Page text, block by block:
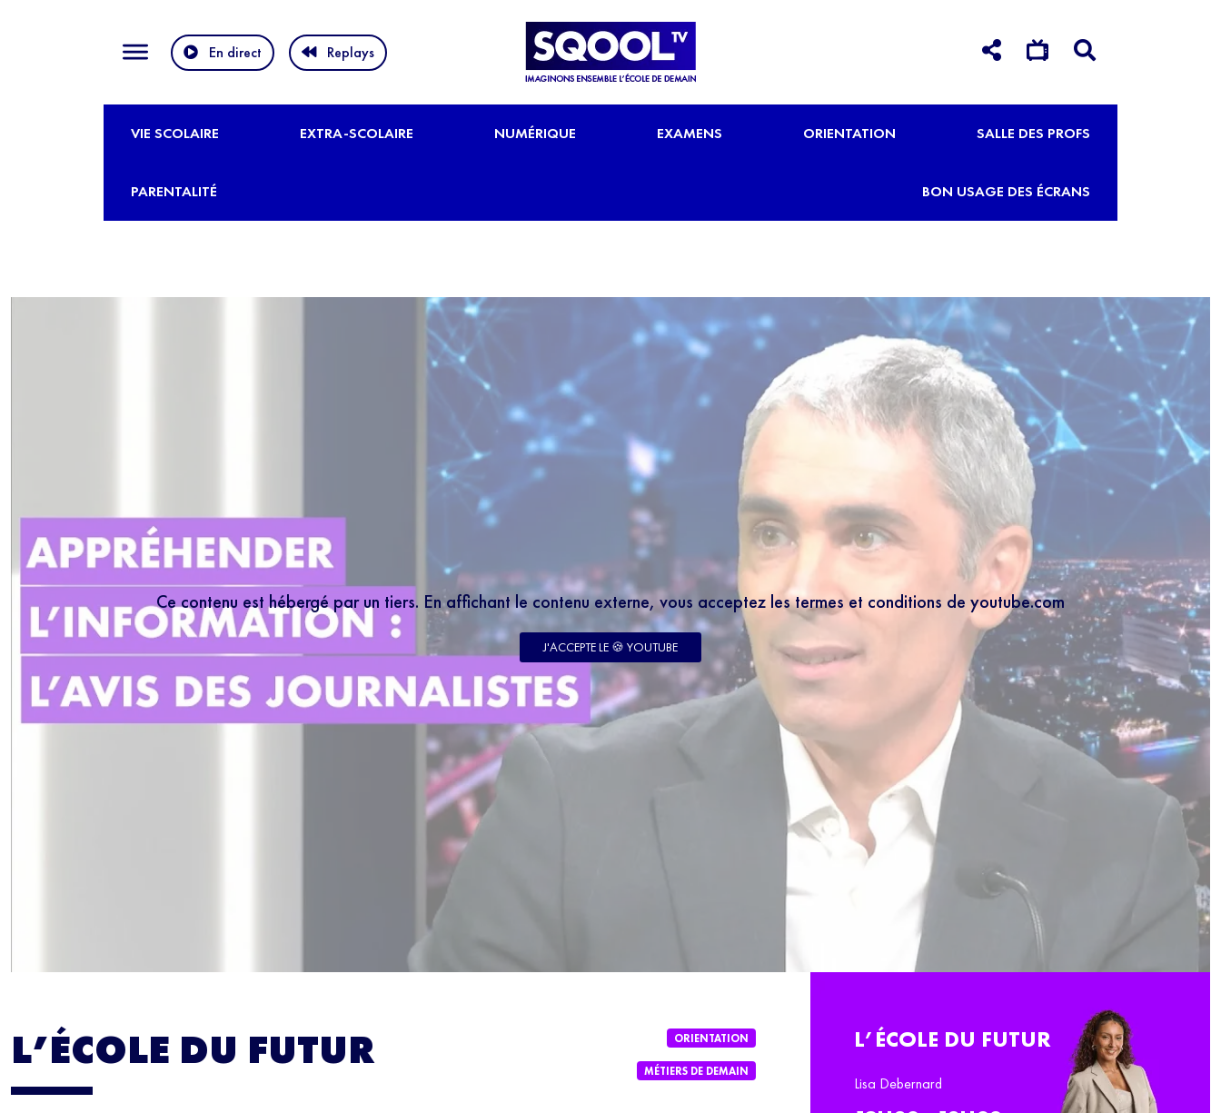
En direct Replays
VIE SCOLAIRE EXTRA-SCOLAIRE NUMÉRIQUE EXAMENS ORIENTATION SALLE DES PROFS
PARENTALITÉ BON USAGE DES ÉCRANS
Ce contenu est hébergé par un tiers. En affichant le contenu externe, vous acceptez les termes et conditions de youtube.com
J'ACCEPTE LE 🍪 YOUTUBE
L’ÉCOLE DU FUTUR ORIENTATION
MÉTIERS DE DEMAIN
L’ÉCOLE DU FUTUR
Lisa Debernard